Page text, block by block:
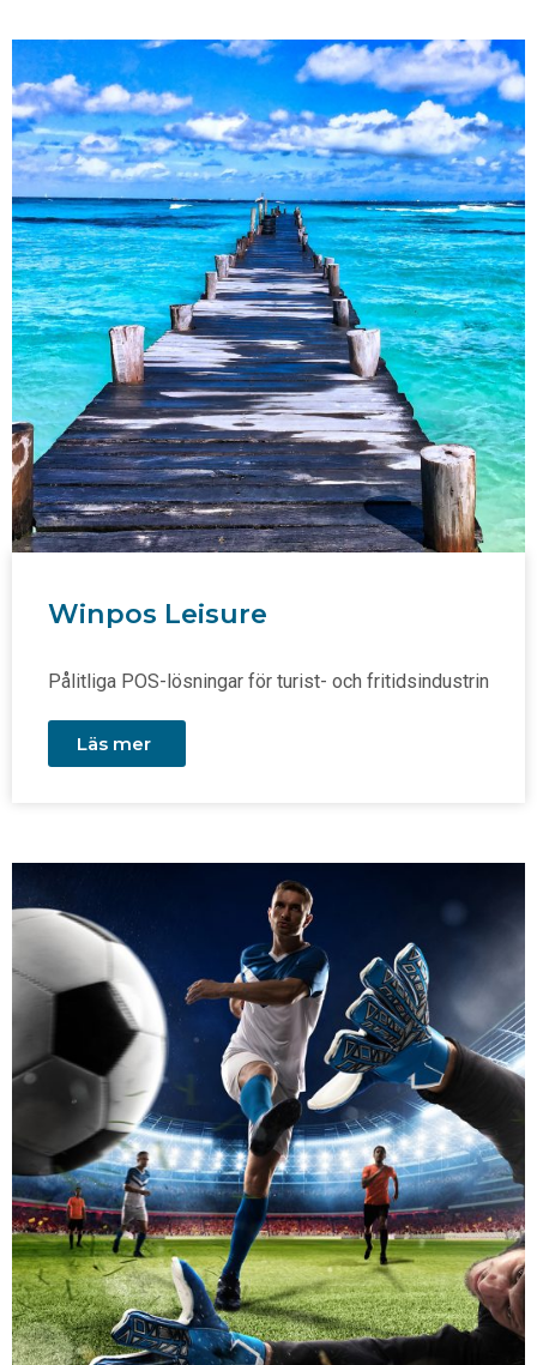
Winpos Leisure
Pålitliga POS-lösningar för turist- och fritidsindustrin
Läs mer